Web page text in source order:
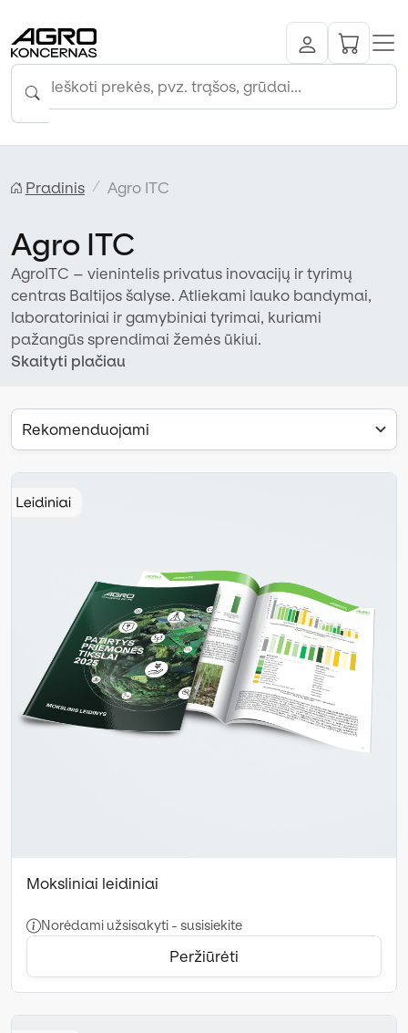
Pradinis Agro ITC
Agro ITC
AgroITC – vienintelis privatus inovacijų ir tyrimų
centras Baltijos šalyse. Atliekami lauko bandymai,
laboratoriniai ir gamybiniai tyrimai, kuriami
pažangūs sprendimai žemės ūkiui.
Skaityti plačiau
Rekomenduojami
Moksliniai leidiniai
Norėdami užsisakyti - susisiekite
Peržiūrėti